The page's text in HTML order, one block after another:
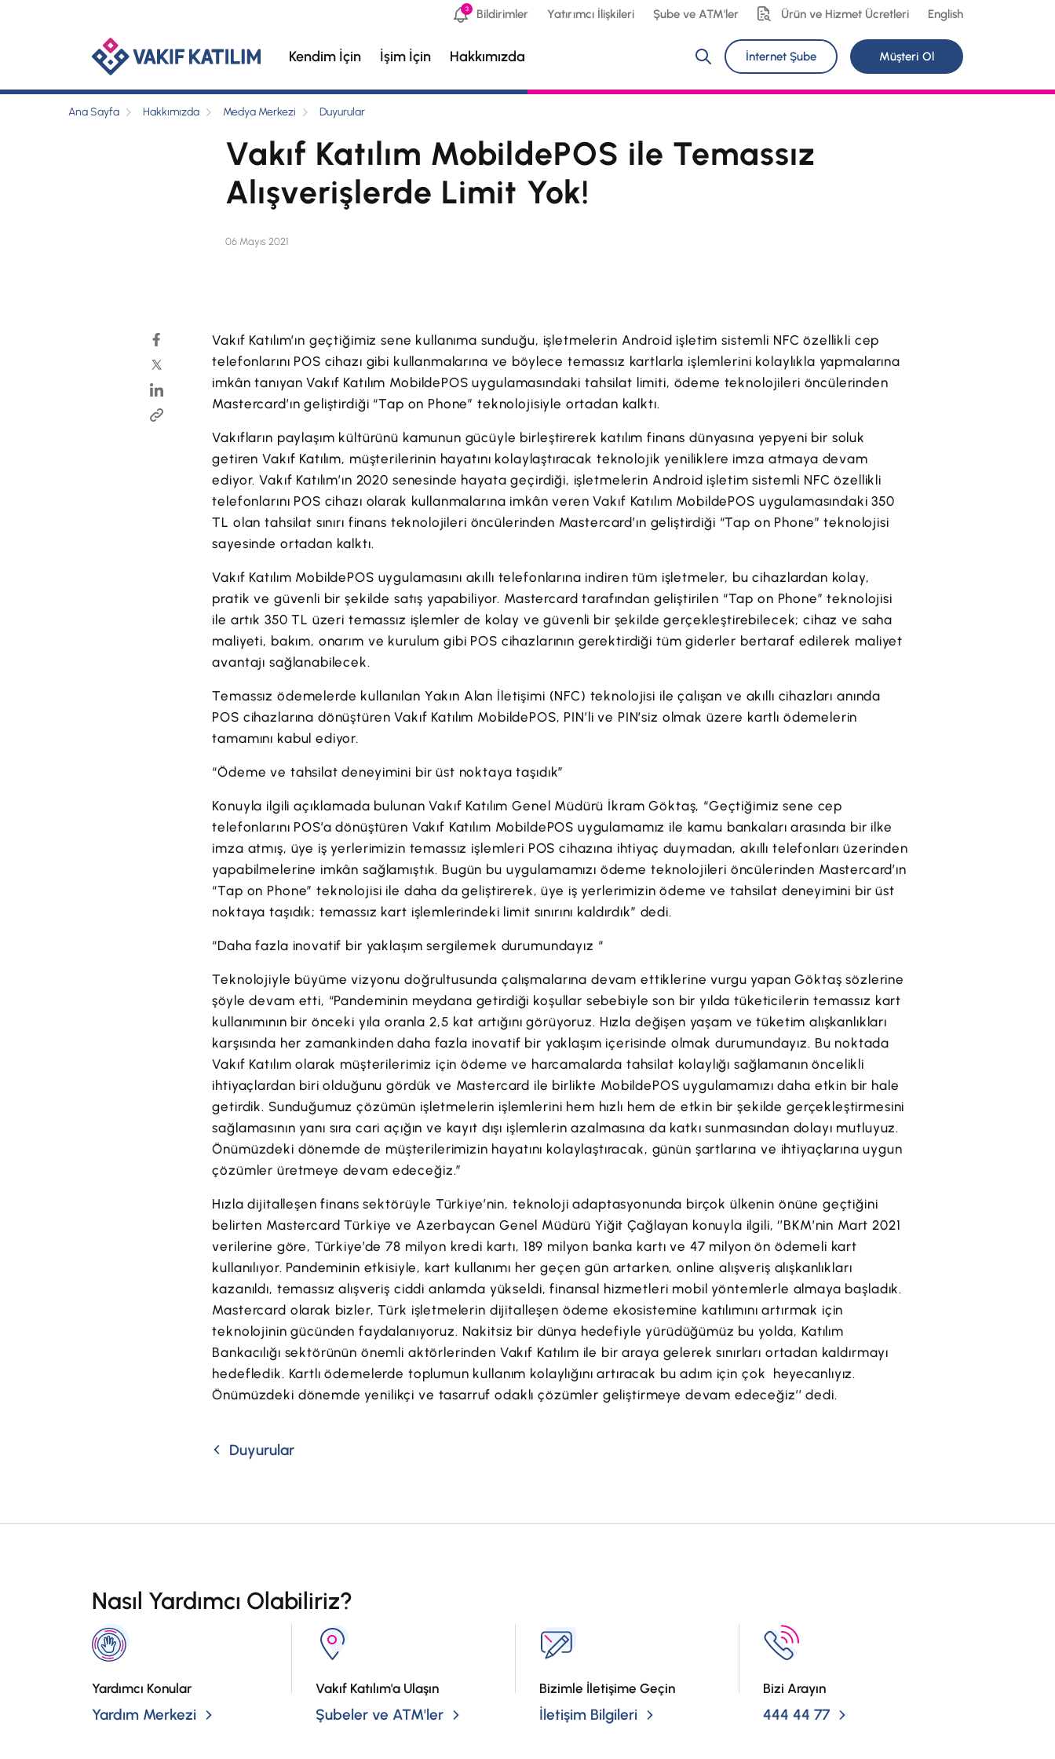
3 Bildirimler Yatırımcı İlişkileri Şube ve ATM'ler Ürün ve Hizmet Ücretleri English
Kendim İçin İşim İçin Hakkımızda İnternet Şube Müşteri Ol
Ana Sayfa Hakkımızda Medya Merkezi Duyurular
Vakıf Katılım MobildePOS ile Temassız
Alışverişlerde Limit Yok!
06 Mayıs 2021
Vakıf Katılım’ın geçtiğimiz sene kullanıma sunduğu, işletmelerin Android işletim sistemli NFC özellikli cep
telefonlarını POS cihazı gibi kullanmalarına ve böylece temassız kartlarla işlemlerini kolaylıkla yapmalarına
imkân tanıyan Vakıf Katılım MobildePOS uygulamasındaki tahsilat limiti, ödeme teknolojileri öncülerinden
Mastercard’ın geliştirdiği “Tap on Phone” teknolojisiyle ortadan kalktı.
Vakıfların paylaşım kültürünü kamunun gücüyle birleştirerek katılım finans dünyasına yepyeni bir soluk
getiren Vakıf Katılım, müşterilerinin hayatını kolaylaştıracak teknolojik yeniliklere imza atmaya devam
ediyor. Vakıf Katılım’ın 2020 senesinde hayata geçirdiği, işletmelerin Android işletim sistemli NFC özellikli
telefonlarını POS cihazı olarak kullanmalarına imkân veren Vakıf Katılım MobildePOS uygulamasındaki 350
TL olan tahsilat sınırı finans teknolojileri öncülerinden Mastercard’ın geliştirdiği “Tap on Phone” teknolojisi
sayesinde ortadan kalktı.
Vakıf Katılım MobildePOS uygulamasını akıllı telefonlarına indiren tüm işletmeler, bu cihazlardan kolay,
pratik ve güvenli bir şekilde satış yapabiliyor. Mastercard tarafından geliştirilen “Tap on Phone” teknolojisi
ile artık 350 TL üzeri temassız işlemler de kolay ve güvenli bir şekilde gerçekleştirebilecek; cihaz ve saha
maliyeti, bakım, onarım ve kurulum gibi POS cihazlarının gerektirdiği tüm giderler bertaraf edilerek maliyet
avantajı sağlanabilecek.
Temassız ödemelerde kullanılan Yakın Alan İletişimi (NFC) teknolojisi ile çalışan ve akıllı cihazları anında
POS cihazlarına dönüştüren Vakıf Katılım MobildePOS, PIN’li ve PIN’siz olmak üzere kartlı ödemelerin
tamamını kabul ediyor.
“Ödeme ve tahsilat deneyimini bir üst noktaya taşıdık”
Konuyla ilgili açıklamada bulunan Vakıf Katılım Genel Müdürü İkram Göktaş, “Geçtiğimiz sene cep
telefonlarını POS’a dönüştüren Vakıf Katılım MobildePOS uygulamamız ile kamu bankaları arasında bir ilke
imza atmış, üye iş yerlerimizin temassız işlemleri POS cihazına ihtiyaç duymadan, akıllı telefonları üzerinden
yapabilmelerine imkân sağlamıştık. Bugün bu uygulamamızı ödeme teknolojileri öncülerinden Mastercard’ın
“Tap on Phone” teknolojisi ile daha da geliştirerek, üye iş yerlerimizin ödeme ve tahsilat deneyimini bir üst
noktaya taşıdık; temassız kart işlemlerindeki limit sınırını kaldırdık” dedi.
“Daha fazla inovatif bir yaklaşım sergilemek durumundayız “
Teknolojiyle büyüme vizyonu doğrultusunda çalışmalarına devam ettiklerine vurgu yapan Göktaş sözlerine
şöyle devam etti, “Pandeminin meydana getirdiği koşullar sebebiyle son bir yılda tüketicilerin temassız kart
kullanımının bir önceki yıla oranla 2,5 kat artığını görüyoruz. Hızla değişen yaşam ve tüketim alışkanlıkları
karşısında her zamankinden daha fazla inovatif bir yaklaşım içerisinde olmak durumundayız. Bu noktada
Vakıf Katılım olarak müşterilerimiz için ödeme ve harcamalarda tahsilat kolaylığı sağlamanın öncelikli
ihtiyaçlardan biri olduğunu gördük ve Mastercard ile birlikte MobildePOS uygulamamızı daha etkin bir hale
getirdik. Sunduğumuz çözümün işletmelerin işlemlerini hem hızlı hem de etkin bir şekilde gerçekleştirmesini
sağlamasının yanı sıra cari açığın ve kayıt dışı işlemlerin azalmasına da katkı sunmasından dolayı mutluyuz.
Önümüzdeki dönemde de müşterilerimizin hayatını kolaylaştıracak, günün şartlarına ve ihtiyaçlarına uygun
çözümler üretmeye devam edeceğiz.”
Hızla dijitalleşen finans sektörüyle Türkiye’nin, teknoloji adaptasyonunda birçok ülkenin önüne geçtiğini
belirten Mastercard Türkiye ve Azerbaycan Genel Müdürü Yiğit Çağlayan konuyla ilgili, ‘’BKM’nin Mart 2021
verilerine göre, Türkiye’de 78 milyon kredi kartı, 189 milyon banka kartı ve 47 milyon ön ödemeli kart
kullanılıyor. Pandeminin etkisiyle, kart kullanımı her geçen gün artarken, online alışveriş alışkanlıkları
kazanıldı, temassız alışveriş ciddi anlamda yükseldi, finansal hizmetleri mobil yöntemlerle almaya başladık.
Mastercard olarak bizler, Türk işletmelerin dijitalleşen ödeme ekosistemine katılımını artırmak için
teknolojinin gücünden faydalanıyoruz. Nakitsiz bir dünya hedefiyle yürüdüğümüz bu yolda, Katılım
Bankacılığı sektörünün önemli aktörlerinden Vakıf Katılım ile bir araya gelerek sınırları ortadan kaldırmayı
hedefledik. Kartlı ödemelerde toplumun kullanım kolaylığını artıracak bu adım için çok heyecanlıyız.
Önümüzdeki dönemde yenilikçi ve tasarruf odaklı çözümler geliştirmeye devam edeceğiz’’ dedi.
Duyurular
Nasıl Yardımcı Olabiliriz?
Yardımcı Konular
Yardım Merkezi
Vakıf Katılım'a Ulaşın
Şubeler ve ATM'ler
Bizimle İletişime Geçin
İletişim Bilgileri
Bizi Arayın
444 44 77